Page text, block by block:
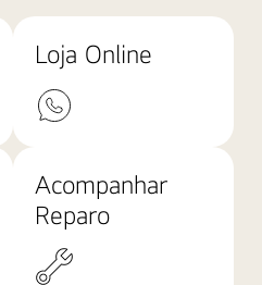
Loja Online
Acompanhar
Reparo